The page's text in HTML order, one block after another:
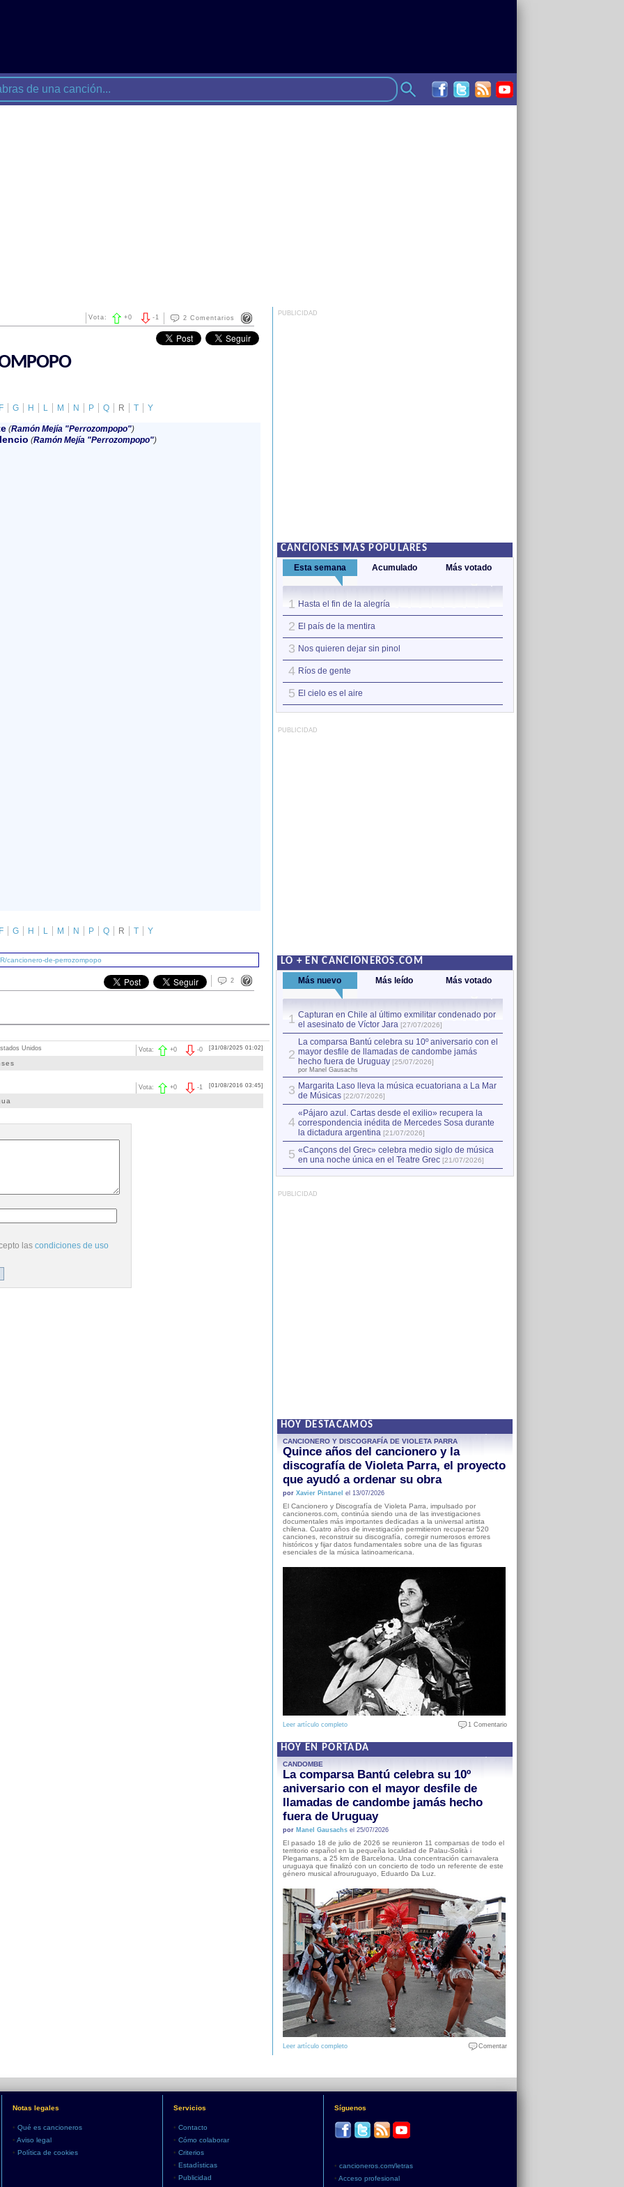
2 Comentarios
-1
Vota: +0
F G H L M N P Q R T
Y
(Ramón Mejía "Perrozompopo")
(Ramón Mejía "Perrozompopo")
F G H L M N P Q R T Y
cancionero-de-perrozompopo
2
Unidos [31/08/2025 01:02]
-0
Vota: +0
[01/08/2016 03:45]
-1
Vota: +0
las condiciones de uso
PUBLICIDAD
CANCIONES MÁS POPULARES
Esta semana Acumulado Más votado
1 Hasta el fin de la alegría
2 El país de la mentira
3 Nos quieren dejar sin pinol
4 Ríos de gente
5 El cielo es el aire
PUBLICIDAD
LO + EN CANCIONEROS.COM
Más nuevo Más leído Más votado
1 Capturan en Chile al último exmilitar condenado por
el asesinato de Víctor Jara [27/07/2026]
2
La comparsa Bantú celebra su 10º aniversario con el
mayor desfile de llamadas de candombe jamás
hecho fuera de Uruguay [25/07/2026]
por Manel Gausachs
3 Margarita Laso lleva la música ecuatoriana a La Mar
de Músicas [22/07/2026]
4
«Pájaro azul. Cartas desde el exilio» recupera la
correspondencia inédita de Mercedes Sosa durante
la dictadura argentina [21/07/2026]
5 «Cançons del Grec» celebra medio siglo de música
en una noche única en el Teatre Grec [21/07/2026]
PUBLICIDAD
HOY DESTACAMOS
CANCIONERO Y DISCOGRAFÍA DE VIOLETA PARRA
Quince años del cancionero y la
discografía de Violeta Parra, el proyecto
que ayudó a ordenar su obra
por Xavier Pintanel el 13/07/2026
El Cancionero y Discografía de Violeta Parra, impulsado por
cancioneros.com, continúa siendo una de las investigaciones
documentales más importantes dedicadas a la universal artista
chilena. Cuatro años de investigación permitieron recuperar 520
canciones, reconstruir su discografía, corregir numerosos errores
históricos y fijar datos fundamentales sobre una de las figuras
esenciales de la música latinoamericana.
Leer artículo completo 1 Comentario
HOY EN PORTADA
CANDOMBE
La comparsa Bantú celebra su 10º
aniversario con el mayor desfile de
llamadas de candombe jamás hecho
fuera de Uruguay
por Manel Gausachsel 25/07/2026
El pasado 18 de julio de 2026 se reunieron 11 comparsas de todo el
territorio español en la pequeña localidad de Palau-Solità i
Plegamans, a 25 km de Barcelona. Una concentración carnavalera
uruguaya que finalizó con un concierto de todo un referente de este
género musical afrouruguayo, Eduardo Da Luz.
Leer artículo completo Comentar
Notas legales
• Qué es cancioneros
• Aviso legal
• Política de cookies
Servicios
• Contacto
• Cómo colaborar
• Criterios
• Estadísticas
• Publicidad
Síguenos
• cancioneros.com/letras
• Acceso profesional